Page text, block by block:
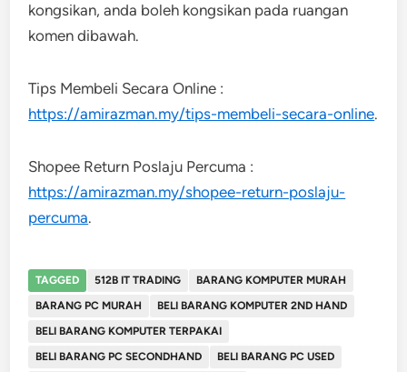
kongsikan, anda boleh kongsikan pada ruangan
komen dibawah.
Tips Membeli Secara Online :
https://amirazman.my/tips-membeli-secara-online.
Shopee Return Poslaju Percuma :
https://amirazman.my/shopee-return-poslaju-
percuma.
TAGGED 512B IT TRADING
BARANG KOMPUTER MURAH
BARANG PC MURAH
BELI BARANG KOMPUTER 2ND HAND
BELI BARANG KOMPUTER TERPAKAI
BELI BARANG PC SECONDHAND
BELI BARANG PC USED